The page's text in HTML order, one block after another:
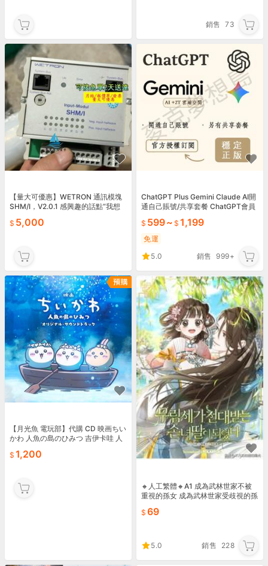
銷售 73
【量大可優惠】WETRON 通訊模塊
SHM/I，V2.0.1 感興趣的話點“我想
5,000
ChatGPT Plus Gemini Claude AI開
通自己賬號/共享套餐 ChatGPT會員
599~ 1,199
免運
5.0
銷售 999+
【月光魚 電玩部】代購 CD 映画ちい
かわ 人魚の島のひみつ 吉伊卡哇 人
1,200
🔸人工繁體🔸A1 成為武林世家不被
重視的孫女 成為武林世家受歧視的孫
69
5.0 銷售 228